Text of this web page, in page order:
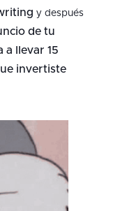
y después
de tu
a llevar 15
invertiste